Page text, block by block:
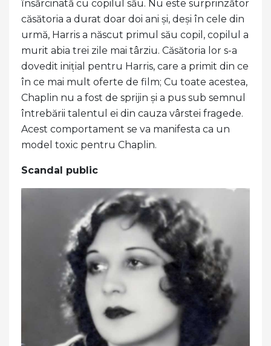
însărcinată cu copilul său. Nu este surprinzător
căsătoria a durat doar doi ani și, deși în cele din
urmă, Harris a născut primul său copil, copilul a
murit abia trei zile mai târziu. Căsătoria lor s-a
dovedit inițial pentru Harris, care a primit din ce
în ce mai mult oferte de film; Cu toate acestea,
Chaplin nu a fost de sprijin și a pus sub semnul
întrebării talentul ei din cauza vârstei fragede.
Acest comportament se va manifesta ca un
model toxic pentru Chaplin.
Scandal public